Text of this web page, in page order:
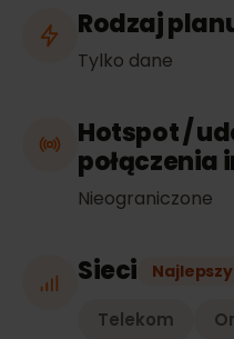
Rodzaj
Tylko dane
Hotspot /
połączenia
Nieograniczone
Sieci
Telekom